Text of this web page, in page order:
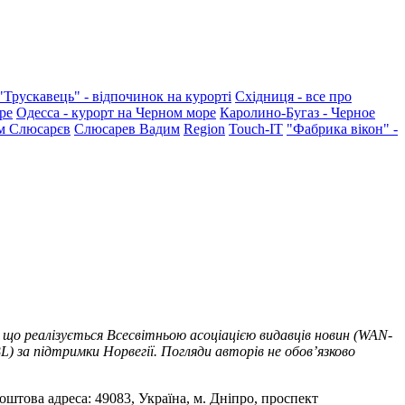
- відпочинок на курорті Східниця - все про
Одесса - курорт на Черном море Каролино-Бугаз - Черное
Слюсарєв Слюсарев Вадим Region Touch-IT "Фабрика вікон" -
Всесвітньою асоціацією видавців новин (WAN-
підтримки Норвегії. Погляди авторів не обов’язково
адреса: 49083, Україна, м. Дніпро, проспект